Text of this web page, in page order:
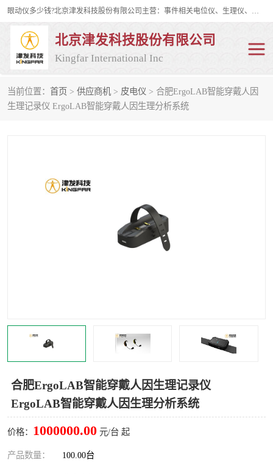
眼动仪多少钱?北京津发科技股份有限公司主营：事件相关电位仪、生理仪、肌电仪、脑电仪、皮电仪、眼动仪；是国家级高新技术企业、科技部认定的科技型中小企业和中关村高新技术企业，具备保密资格，具备自主进出口经营权；自主研发技术、产品与服务荣获多项省部级科学技术奖励、国家发明专利、国家软件著作权和省部级新技术新产品（服务）认证。
北京津发科技股份有限公司
Kingfar International Inc
当前位置： 首页 > 供应商机 > 皮电仪 > 合肥ErgoLAB智能穿戴人因
生理记录仪 ErgoLAB智能穿戴人因生理分析系统
合肥ErgoLAB智能穿戴人因生理记录仪
ErgoLAB智能穿戴人因生理分析系统
价格： 1000000.00 元/台 起
产品数量： 100.00台
皮电仪 脑电仪
行为观察与表情分析
人机交互实验室
车俩与驾驶模拟